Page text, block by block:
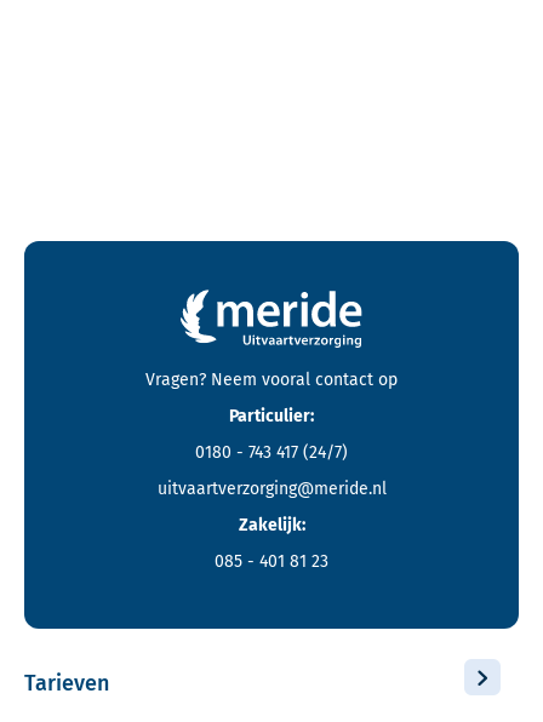
Contactgegevens en footer menu van Meride
Vragen? Neem vooral contact op
Particulier:
0180 - 743 417 (24/7)
uitvaartverzorging@meride.nl
Zakelijk:
085 - 401 81 23
Tarieven